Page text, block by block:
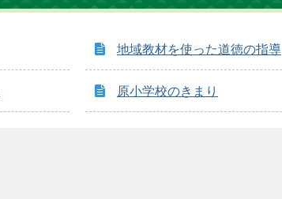
地域教材を使った道徳の指導
原小学校のきまり